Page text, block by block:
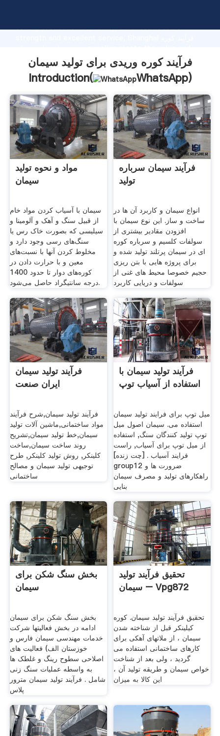
strong production capability, advanced research
bring values to all of customers.
فرآیند کوره وریدی برای تولید سیمان
Introduction(
WhatsApp)
مواد و نحوه توليد
سيمان
سیمان با آسیاب کردن مواد خام
از قبیل سنگ و آهک و آلومینا و
سیلیسی که بصورت خاک رس یا
سنگ‌های رسی وجود دارد و
مخلوط کردن آنها با نسبت‌های
معین و با حرارت دادن در
کوره‌های دوار تا حدود 1400
درجه سانتیگراد حاصل می‌شود.
فرآیند سیمان سرباره
تولید
انواع سیمان و کاربرد آن ها در
ساخت و ساز. این نوع سیمان با
افزودن مقادیر بیشتری از
سولفات کلسیم و سرباره کوره
ای در سیمان پرتلند تولید شده و
برای پروژه هایی با بتن ریزی
حجیم خصوصا محیط های غنی از
سولفات و دریایی کاربرد
فرآیند تولید سیمان
ایران صنعت
فرآیند تولید سیمان,شرح فرآیند
مواد ساختمانی,ماشین آلات تولید
سیمان,خط تولید سیمان,تشریح
روند ساخت سیمان,ساخت
کلینکر, روش تولید کلینکر, طرح
توجیهی تولید سیمان و مصالح
ساختمانی
فرآیند تولید سیمان با
استفاده از آسیاب توپ
میل توپ برای فرایند تولید سیمان
استفاده می. سیمان اصول میل
توپ تولید کنندگان سنگ, استفاده
از میل توپ برای آسیاب, راست
فرایند آسیاب . [چت زنده]
group12 ضرورت ها و
راهکارهای تولید و مصرف سیمان
بنایی
بخش سنگ شکن برای
سیمان
بخش سنگ شکن برای سیمان
ادامه در بخش فعالیتها شرکت
خدمات مهندسی سیمان فارس و
خوزستان الف) فعالیت های
اصلاحی سطوح رینگ و غلطک ها
به واسطه عملیات سنگ زنی
شامل . فرآیند تولید سیمان مترور
پلاس
تحقیق فرآیند تولید
سیمان – Vpg872
تحقیق فرآیند تولید سیمان. کوره
کیلینکر قبل از شناخته شدن
سیمان ، از ملاتهای آهکی برای
کارهای ساختمانی استفاده می
گردید ، ولی بعد از شناخت
خواص سیمان و طریقه تولید آن ،
این کالا به میزان